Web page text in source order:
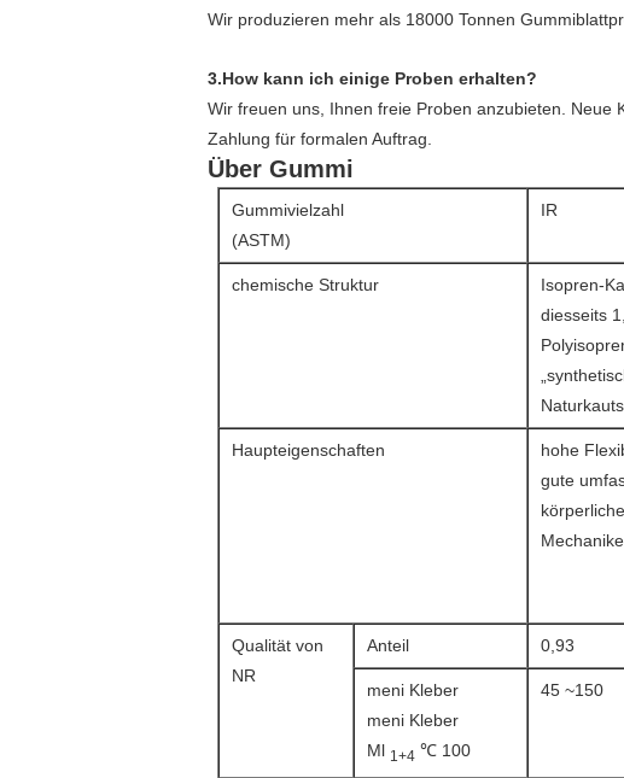
Wir produzieren mehr als 18000 Tonnen
3.How kann ich einige Proben erhalten?
Wir freuen uns, Ihnen freie Proben anzubieten.
Zahlung für formalen Auftrag.
Über Gummi
Gummivielzahl
(ASTM)
IR
chemische Struktur
Isopren-
diesseits
Haupteigenschaften
hohe
gute
körperliche
Qualität von
NR
Anteil 0,93
meni Kleber
meni Kleber
Ml 1+4 ℃ 100
45 ~150